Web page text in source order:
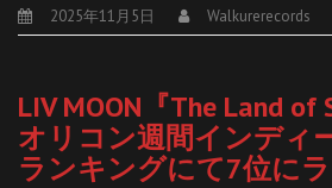
2025年11月5日 Walkurerecords
LIV MOON『The Land of
オリコン週間インディ
ランキングにて7位に